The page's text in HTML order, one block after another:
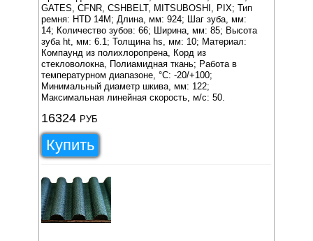
GATES, CFNR, CSHBELT, MITSUBOSHI, PIX; Тип
ремня: HTD 14M; Длина, мм: 924; Шаг зуба, мм:
14; Количество зубов: 66; Ширина, мм: 85; Высота
зуба ht, мм: 6.1; Толщина hs, мм: 10; Материал:
Компаунд из полихлоропрена, Корд из
стекловолокна, Полиамидная ткань; Работа в
температурном диапазоне, °C: -20/+100;
Минимальный диаметр шкива, мм: 122;
Максимальная линейная скорость, м/с: 50.
16324 РУБ
Купить